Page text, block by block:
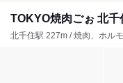
TOKYO焼肉ごぉ 北千
北千住駅 227m / 焼肉、ホル